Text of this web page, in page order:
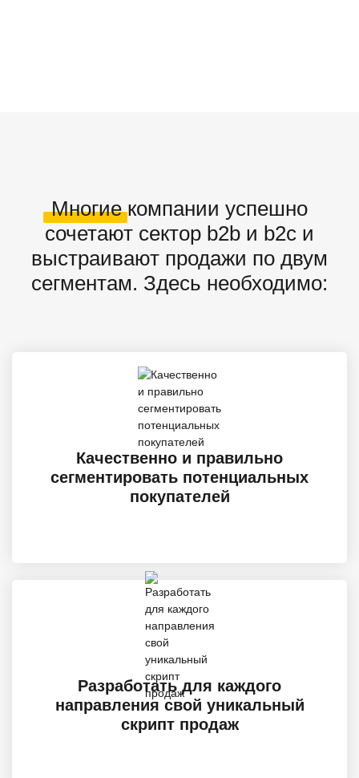
Многие компании успешно
сочетают сектор b2b и b2c и
выстраивают продажи по двум
сегментам. Здесь необходимо:
Качественно и правильно
сегментировать потенциальных
покупателей
Разработать для каждого
направления свой уникальный
скрипт продаж